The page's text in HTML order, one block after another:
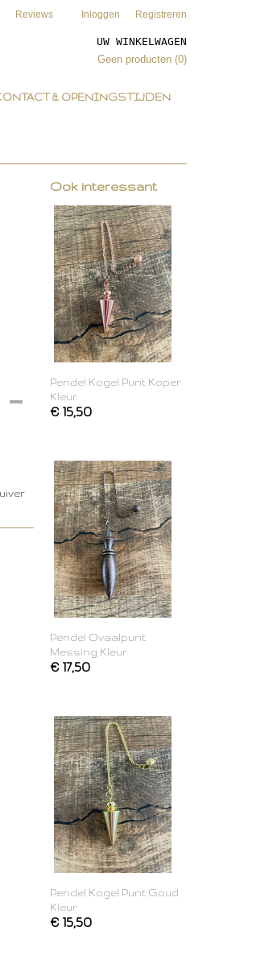
Reviews Inloggen Registreren
UW WINKELWAGEN
Geen producten (0)
& OPENINGSTIJDEN
Ook interessant
Pendel Kogel Punt Koper
Kleur
€ 15,50
Pendel Ovaalpunt
Messing Kleur
€ 17,50
Pendel Kogel Punt Goud
Kleur
€ 15,50